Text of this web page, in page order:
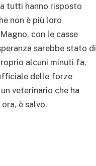
tutti hanno risposto
non è più loro
con le casse
sarebbe stato di
alcuni minuti fa,
delle forze
veterinario che ha
è salvo.